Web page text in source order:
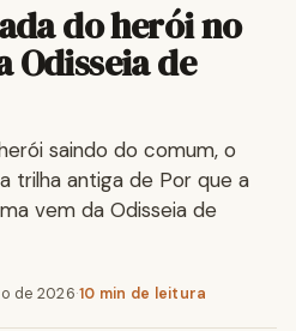
do herói no
Odisseia de
saindo do comum, o
trilha antiga de Por que a
vem da Odisseia de
de 2026·10 min de leitura